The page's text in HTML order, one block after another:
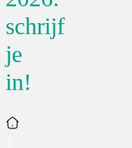
schrijf
je
in!
Home